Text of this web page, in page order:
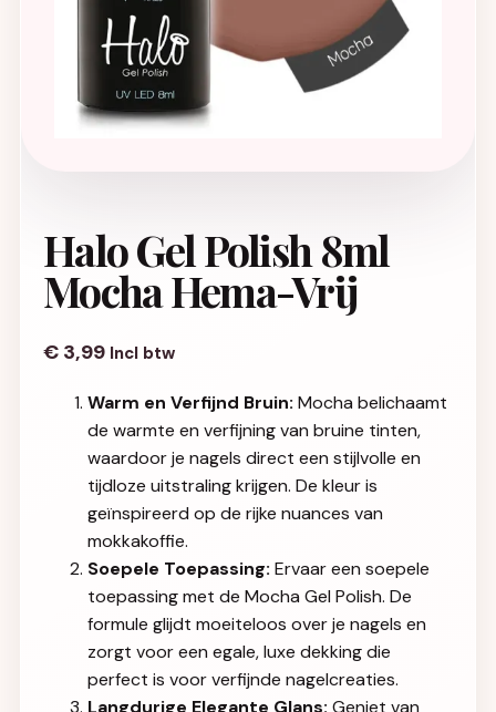
Halo Gel Polish 8ml
Mocha Hema-Vrij
€ 3,99 Incl btw
Warm en Verfijnd Bruin: Mocha belichaamt
de warmte en verfijning van bruine tinten,
waardoor je nagels direct een stijlvolle en
tijdloze uitstraling krijgen. De kleur is
geïnspireerd op de rijke nuances van
mokkakoffie.
Soepele Toepassing: Ervaar een soepele
toepassing met de Mocha Gel Polish. De
formule glijdt moeiteloos over je nagels en
zorgt voor een egale, luxe dekking die
perfect is voor verfijnde nagelcreaties.
Langdurige Elegante Glans: Geniet van